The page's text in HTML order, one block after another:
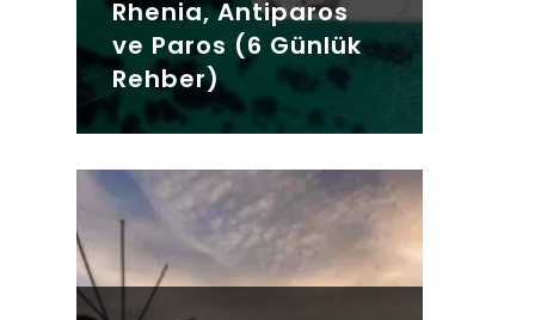
Rhenia, Antiparos
ve Paros (6 Günlük
Rehber)